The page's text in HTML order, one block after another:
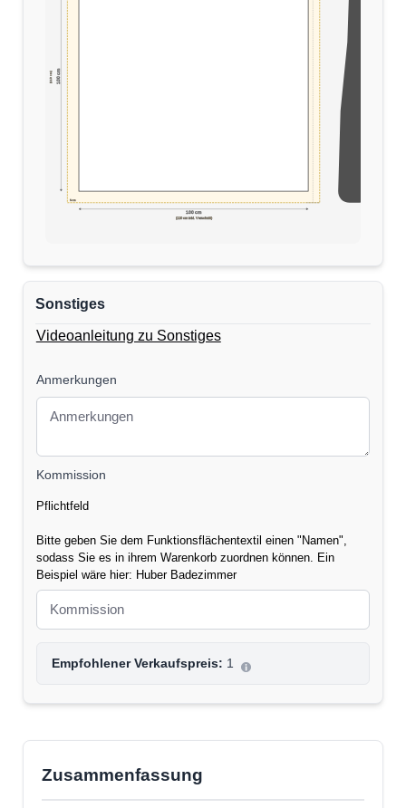
100 cm
(110 cm inkl. Verschnitt)
100 cm
(110 cm)
5cm
Sonstiges
Videoanleitung zu Sonstiges
Anmerkungen
Kommission
Pflichtfeld
Bitte geben Sie dem Funktionsflächentextil einen "Namen",
sodass Sie es in ihrem Warenkorb zuordnen können. Ein
Beispiel wäre hier: Huber Badezimmer
Empfohlener Verkaufspreis: 1
Zusammenfassung